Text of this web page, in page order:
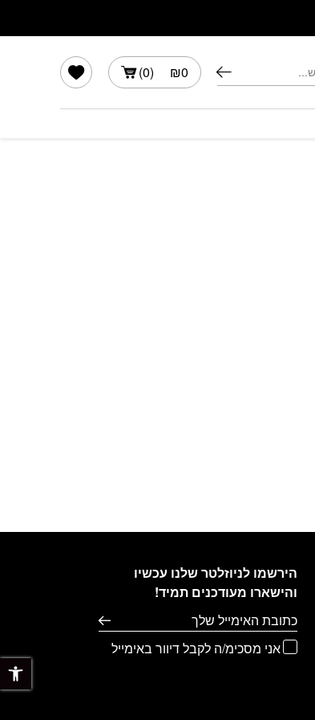
₪0
(
0
)
הירשמו לניוזלטר שלנו עכשיו
והישארו מעודכנים תמיד!
דוא׳׳ל
אני מסכימ/ה לקבל דיוור באימייל